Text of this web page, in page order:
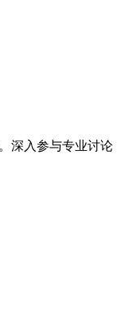
深入参与专业讨论